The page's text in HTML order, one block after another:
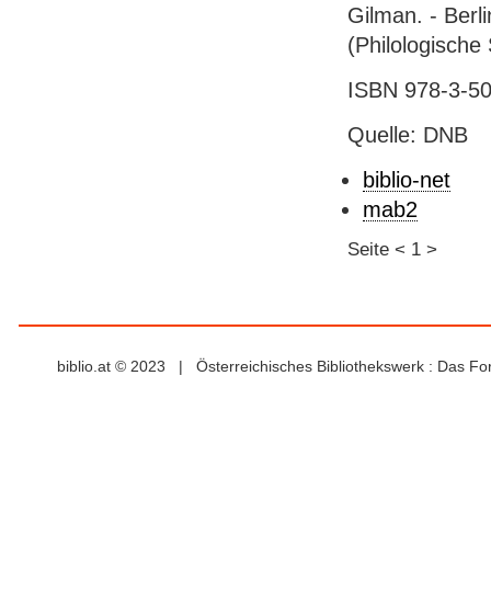
Gilman. -
(Philologische
ISBN 978-3-
Quelle: DNB
biblio-net
mab2
Seite < 1 >
biblio.at © 2023 | Österreichisches Bibliothekswerk : Das